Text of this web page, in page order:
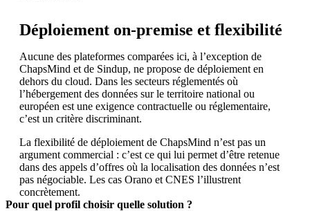
Déploiement on-premise et flexibilité
Aucune des plateformes comparées ici, à l’exception de
ChapsMind et de Sindup, ne propose de déploiement en
dehors du cloud. Dans les secteurs réglementés où
l’hébergement des données sur le territoire national ou
européen est une exigence contractuelle ou réglementaire,
c’est un critère discriminant.
La flexibilité de déploiement de ChapsMind n’est pas un
argument commercial : c’est ce qui lui permet d’être retenue
dans des appels d’offres où la localisation des données n’est
pas négociable. Les cas Orano et CNES l’illustrent
concrètement.
Pour quel profil choisir quelle solution ?